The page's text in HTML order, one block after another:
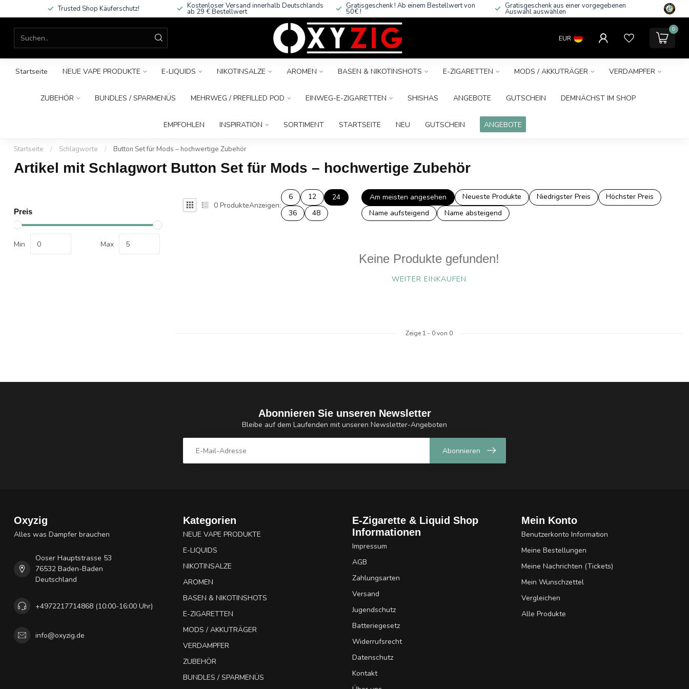
Trusted Shop Käuferschutz! Kostenloser Versand innerhalb Deutschlands
ab 29 € Bestellwert
Gratisgeschenk ! Ab einem Bestellwert von
50€ !
Gratisgeschenk aus einer vorgegebenen
Auswahl auswählen
EUR
0
Startseite NEUE VAPE PRODUKTE E-LIQUIDS NIKOTINSALZE AROMEN BASEN & NIKOTINSHOTS E-ZIGARETTEN MODS / AKKUTRÄGER VERDAMPFER
ZUBEHÖR BUNDLES / SPARMENÜS MEHRWEG / PREFILLED POD EINWEG-E-ZIGARETTEN SHISHAS ANGEBOTE GUTSCHEIN DEMNÄCHST IM SHOP
EMPFOHLEN INSPIRATION SORTIMENT STARTSEITE NEU GUTSCHEIN ANGEBOTE
Startseite / Schlagworte / Button Set für Mods – hochwertige Zubehör
Artikel mit Schlagwort Button Set für Mods – hochwertige Zubehör
Preis
Min Max
0 ProdukteAnzeigen:
6 12
24
36
48
Am meisten angesehen Neueste Produkte Niedrigster Preis
Höchster Preis
Name aufsteigend
Name absteigend
Keine Produkte gefunden!
WEITER EINKAUFEN
Zeige 1 - 0von 0
Abonnieren Sie unseren Newsletter
Bleibe auf dem Laufenden mit unseren Newsletter-Angeboten
Abonnieren
Oxyzig
Alles was Dampfer brauchen
Ooser Hauptstrasse 53
76532 Baden-Baden
Deutschland
+4972217714868 (10:00-16:00 Uhr)
info@oxyzig.de
Kategorien
NEUE VAPE PRODUKTE
E-LIQUIDS
NIKOTINSALZE
AROMEN
BASEN & NIKOTINSHOTS
E-ZIGARETTEN
MODS / AKKUTRÄGER
VERDAMPFER
ZUBEHÖR
BUNDLES / SPARMENÜS
E-Zigarette & Liquid Shop
Informationen
Impressum
AGB
Zahlungsarten
Versand
Jugendschutz
Batteriegesetz
Widerrufsrecht
Datenschutz
Kontakt
Mein Konto
Benutzerkonto Information
Meine Bestellungen
Meine Nachrichten (Tickets)
Mein Wunschzettel
Vergleichen
Alle Produkte